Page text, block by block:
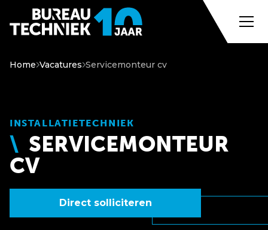
Home Vacatures Servicemonteur cv
INSTALLATIETECHNIEK
SERVICEMONTEUR
CV
Direct solliciteren